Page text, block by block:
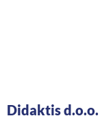
Didaktis d.o.o.